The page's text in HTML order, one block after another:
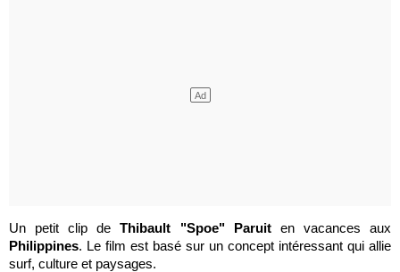
Un petit clip de Thibault "Spoe" Paruiten vacances aux
Philippines. Le film est basé sur un concept intéressant qui allie
surf, culture et paysages.